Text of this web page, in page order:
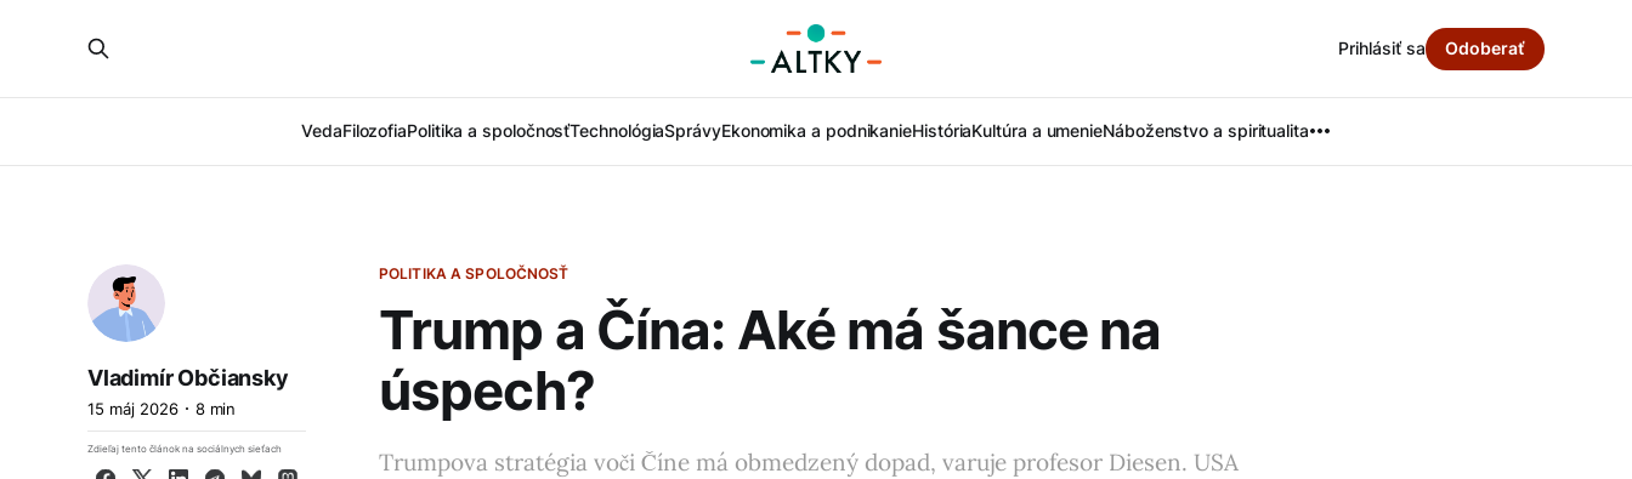
VedaFilozofiaPolitika a spoločnosťTechnológiaSprávyEkonomika a podnikanieHistóriaKultúra a umenieNáboženstvo a spiritualita
Prihlásiť sa Odoberať
POLITIKA A SPOLOČNOSŤ
Trump a Čína: Aké má šance na
úspech?
Trumpova stratégia voči Číne má obmedzený dopad, varuje profesor Diesen. USA
Vladimír Občiansky
15 máj 2026 8 min
Zdieľaj tento článok na sociálnych sieťach